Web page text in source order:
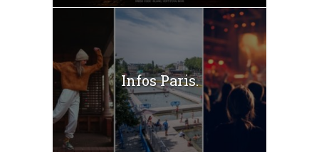
Infos Paris.